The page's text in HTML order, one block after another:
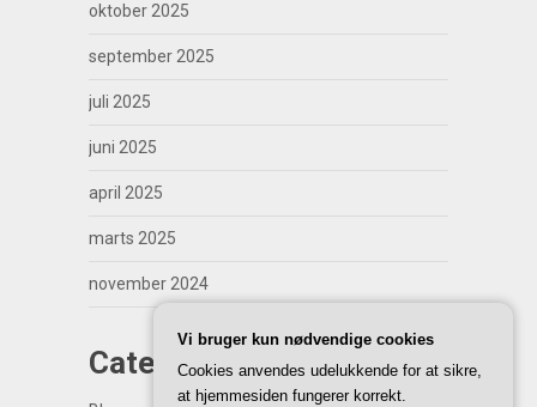
oktober 2025
september 2025
juli 2025
juni 2025
april 2025
marts 2025
november 2024
Categories
Vi bruger kun nødvendige cookies
Cookies anvendes udelukkende for at sikre,
at hjemmesiden fungerer korrekt.